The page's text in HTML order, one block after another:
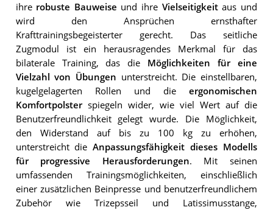
ihre robuste Bauweise und ihre Vielseitigkeitaus und
wird den Ansprüchen ernsthafter
Krafttrainingsbegeisterter gerecht. Das seitliche
Zugmodul ist ein herausragendes Merkmal für das
bilaterale Training, das die Möglichkeiten für eine
Vielzahl von Übungen unterstreicht. Die einstellbaren,
kugelgelagerten Rollen und die ergonomischen
Komfortpolsterspiegeln wider, wie viel Wert auf die
Benutzerfreundlichkeit gelegt wurde. Die Möglichkeit,
den Widerstand auf bis zu 100 kg zu erhöhen,
unterstreicht dieAnpassungsfähigkeit dieses Modells
für progressive Herausforderungen. Mit seinen
umfassenden Trainingsmöglichkeiten, einschließlich
einer zusätzlichen Beinpresse und benutzerfreundlichem
Zubehör wie Trizepsseil und Latissimusstange,